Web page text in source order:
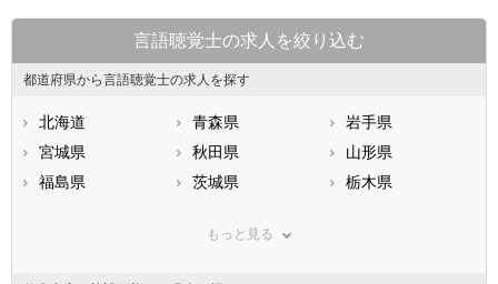
言語聴覚士の求人を絞り込む
都道府県から言語聴覚士の求人を探す
北海道 青森県
岩手県
宮城県
秋田県
山形県
福島県
茨城県
栃木県
神奈川県
もっと見る